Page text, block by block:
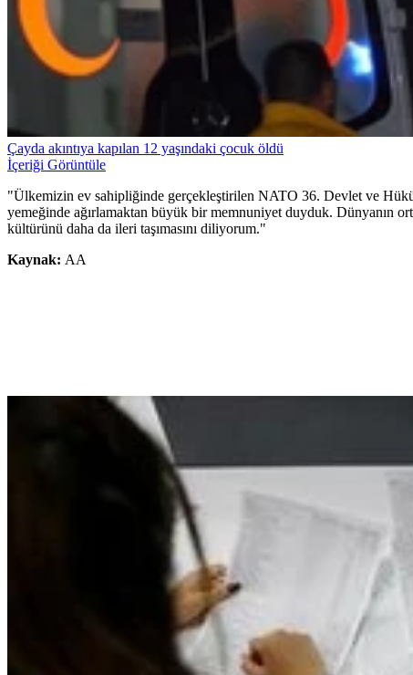
Çayda akıntıya kapılan 12 yaşındaki çocuk öldü
İçeriği Görüntüle
"Ülkemizin ev sahipliğinde gerçekleştirilen NATO 36. Devlet ve
yemeğinde ağırlamaktan büyük bir memnuniyet duyduk. Dünyanın
kültürünü daha da ileri taşımasını diliyorum."
Kaynak: AA